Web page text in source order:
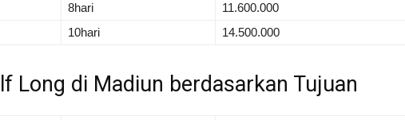
8hari
11.600.000
10hari 14.500.000
Long di Madiun berdasarkan Tujuan